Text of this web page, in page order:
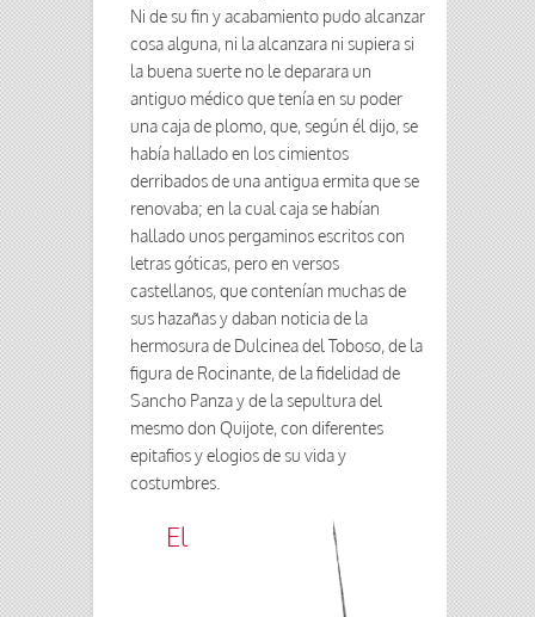
Ni de su fin y acabamiento pudo alcanzar
cosa alguna, ni la alcanzara ni supiera si
la buena suerte no le deparara un
antiguo médico que tenía en su poder
una caja de plomo, que, según él dijo, se
había hallado en los cimientos
derribados de una antigua ermita que se
renovaba; en la cual caja se habían
hallado unos pergaminos escritos con
letras góticas, pero en versos
castellanos, que contenían muchas de
sus hazañas y daban noticia de la
hermosura de Dulcinea del Toboso, de la
figura de Rocinante, de la fidelidad de
Sancho Panza y de la sepultura del
mesmo don Quijote, con diferentes
epitafios y elogios de su vida y
costumbres.
El